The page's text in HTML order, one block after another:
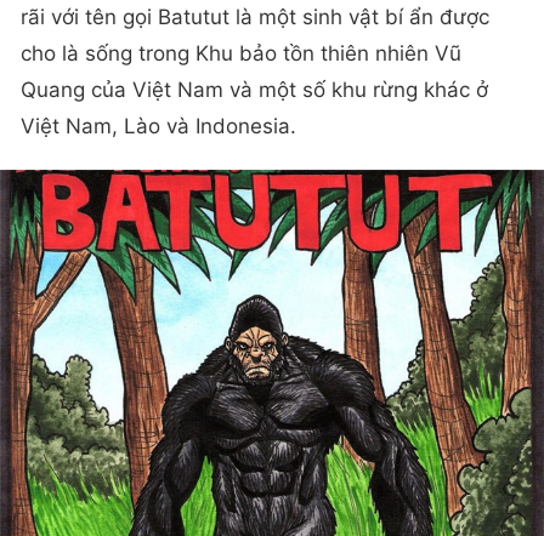
rãi với tên gọi Batutut là một sinh vật bí ẩn được
cho là sống trong Khu bảo tồn thiên nhiên Vũ
Quang của Việt Nam và một số khu rừng khác ở
Việt Nam, Lào và Indonesia.